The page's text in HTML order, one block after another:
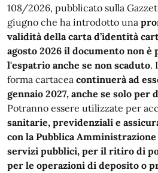
108/2026, pubblicato sulla
giugno che ha introdotto una
validità della carta d’identità
agosto 2026 il documento non è
l'espatrio anche se non scaduto.
forma cartacea continuerà ad
gennaio 2027, anche se solo
Potranno essere utilizzate per
sanitarie, previdenziali e
con la Pubblica
servizi pubblici, per il ritiro di
per le operazioni di deposito o